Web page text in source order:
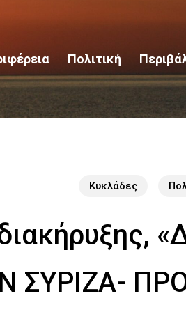
Πολιτική
Κυκλάδες
ΣΥΡΙΖΑ-